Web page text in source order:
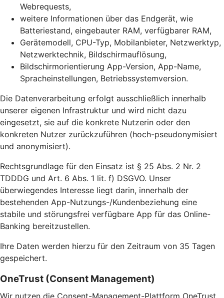
Webrequests,
weitere Informationen über das Endgerät, wie
Batteriestand, eingebauter RAM, verfügbarer RAM,
Gerätemodell, CPU-Typ, Mobilanbieter, Netzwerktyp,
Netzwerktechnik, Bildschirmauflösung,
Bildschirmorientierung App-Version, App-Name,
Spracheinstellungen, Betriebssystemversion.
Die Datenverarbeitung erfolgt ausschließlich innerhalb
unserer eigenen Infrastruktur und wird nicht dazu
eingesetzt, sie auf die konkrete Nutzerin oder den
konkreten Nutzer zurückzuführen (hoch-pseudonymisiert
und anonymisiert).
Rechtsgrundlage für den Einsatz ist § 25 Abs. 2 Nr. 2
TDDDG und Art. 6 Abs. 1 lit. f) DSGVO. Unser
überwiegendes Interesse liegt darin, innerhalb der
bestehenden App-Nutzungs-/Kundenbeziehung eine
stabile und störungsfrei verfügbare App für das Online-
Banking bereitzustellen.
Ihre Daten werden hierzu für den Zeitraum von 35 Tagen
gespeichert.
OneTrust (Consent Management)
Wir nutzen die Consent-Management-Plattform OneTrust,